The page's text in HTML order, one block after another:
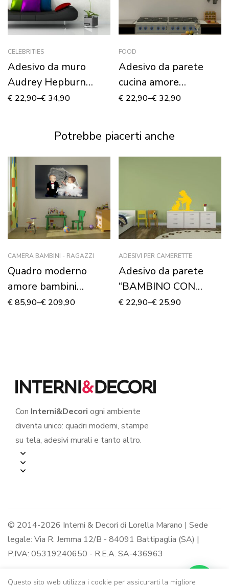
CELEBRITIES
Adesivo da muro
Audrey Hepburn
“COLAZIONE DA
€ 22,90–€34,90
FOOD
Adesivo da parete
cucina amore
“L’INGREDIENTE
€ 22,90–€32,90
Potrebbe piacerti anche
CAMERA BAMBINI - RAGAZZI
Quadro moderno
amore bambini
“GIOVANISSIMI
€85,90–€ 209,90
ADESIVI PER CAMERETTE
Adesivo da parete
“BAMBINO CON
GATTINO” – Adesivo
€ 22,90–€ 25,90
Con Interni&Decori ogni ambiente
diventa unico: quadri moderni, stampe
su tela, adesivi murali e tanto altro.
© 2014-2026 Interni & Decori di Lorella Marano | Sede
legale: Via R. Jemma 12/B - 84091 Battipaglia (SA) |
P.IVA: 05319240650 - R.E.A. SA-436963
Questo sito web utilizza i cookie per assicurarti la migliore